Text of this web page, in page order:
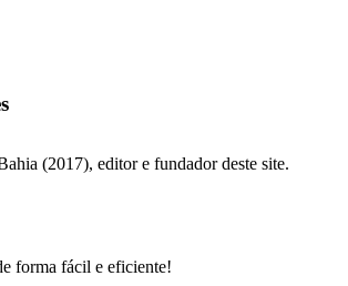
(2017), editor e fundador deste site.
forma fácil e eficiente!